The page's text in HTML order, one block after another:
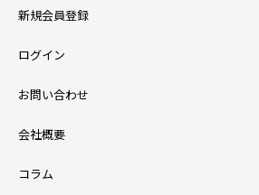
新規会員登録
ログイン
お問い合わせ
会社概要
コラム